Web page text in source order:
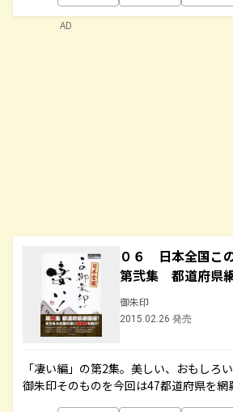
０６ 日本全国こ
第弐集 都道府県
御朱印
2015.02.26 発売
「凄い編」の第2集。美しい、おもしろ
御朱印そのものを今回は47都道府県を網
AD